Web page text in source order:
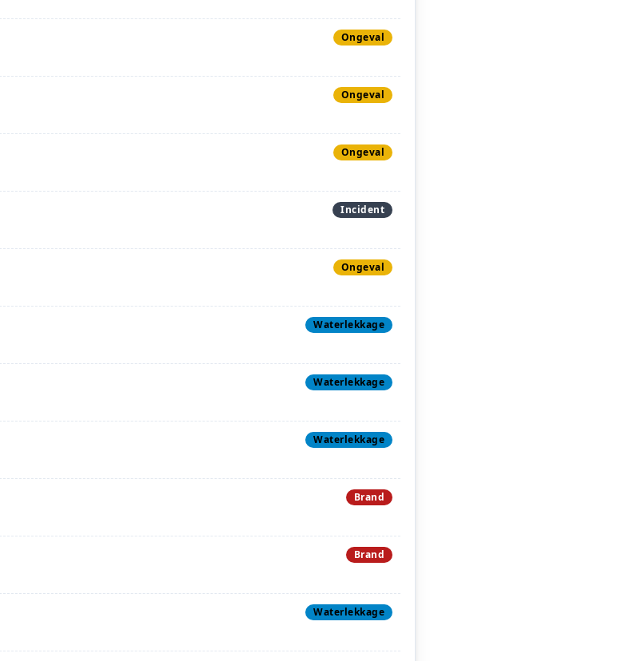
Ongeval
Ongeval
Ongeval
Incident
Ongeval
Waterlekkage
Waterlekkage
Waterlekkage
Brand
Brand
Waterlekkage